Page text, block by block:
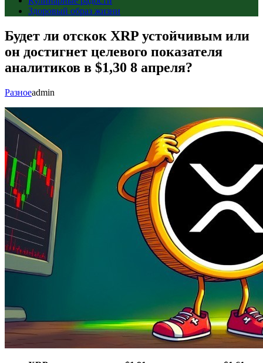
Здоровый образ жизни
Будет ли отскок XRP устойчивым или
он достигнет целевого показателя
аналитиков в $1,30 8 апреля?
Разноеadmin